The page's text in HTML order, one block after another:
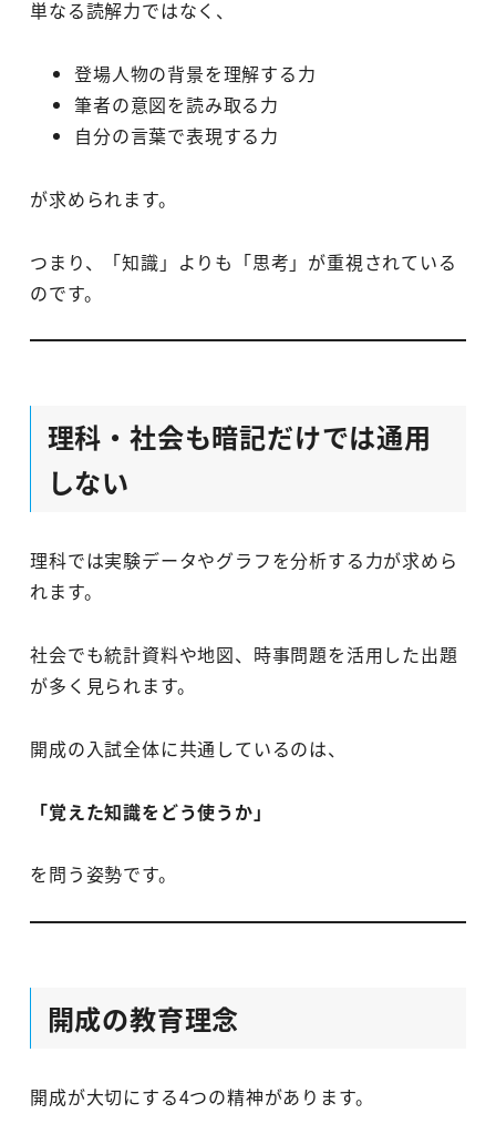
単なる読解力ではなく、
登場人物の背景を理解する力
筆者の意図を読み取る力
自分の言葉で表現する力
が求められます。
つまり、「知識」よりも「思考」が重視されている
のです。
理科・社会も暗記だけでは通用
しない
理科では実験データやグラフを分析する力が求めら
れます。
社会でも統計資料や地図、時事問題を活用した出題
が多く見られます。
開成の入試全体に共通しているのは、
「覚えた知識をどう使うか」
を問う姿勢です。
開成の教育理念
開成が大切にする4つの精神があります。